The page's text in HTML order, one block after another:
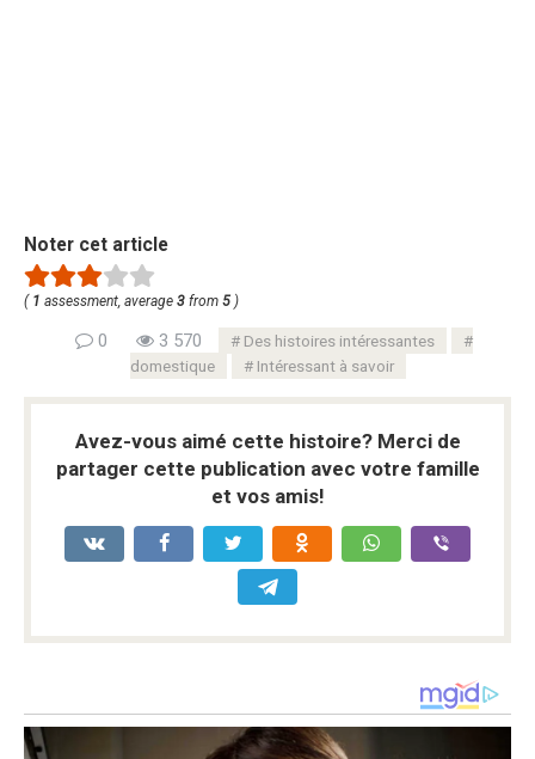
Noter cet article
( 1 assessment, average 3 from 5 )
0 3 570
Des histoires intéressantes
domestique
Intéressant à savoir
Avez-vous aimé cette histoire? Merci de
partager cette publication avec votre famille
et vos amis!